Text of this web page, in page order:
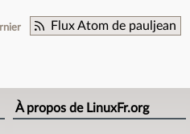
Flux Atom de pauljean
À propos de LinuxFr.org